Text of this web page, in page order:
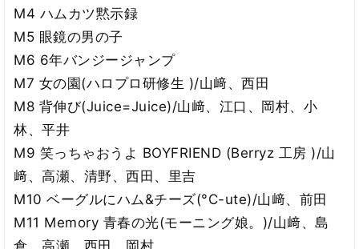
M4 ハムカツ黙示録
M5 眼鏡の男の子
M6 6年バンジージャンプ
M7 女の園(ハロプロ研修生 )/山﨑、西田
M8 背伸び(Juice=Juice)/山﨑、江口、岡村、小
林、平井
M9 笑っちゃおうよ BOYFRIEND (Berryz 工房 )/山
﨑、高瀬、清野、西田、里吉
M10 ベーグルにハム&チーズ(°C-ute)/山﨑、前田
M11 Memory 青春の光(モーニング娘。)/山﨑、島